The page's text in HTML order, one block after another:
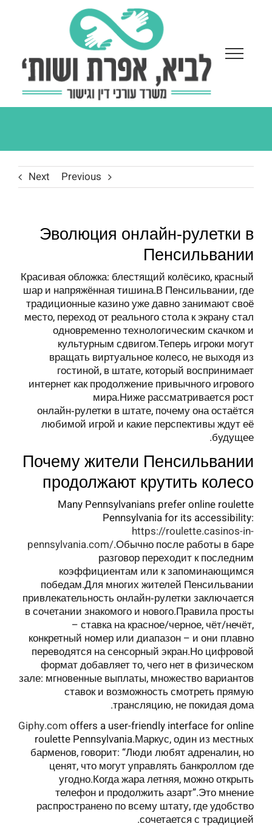
Previous
Next
Эволюция онлайн‑рулетки в
Пенсильвании
Красивая обложка: блестящий колёсико, красный
шар и напряжённая тишина.В Пенсильвании, где
традиционные казино уже давно занимают своё
место, переход от реального стола к экрану стал
одновременно технологическим скачком и
культурным сдвигом.Теперь игроки могут
вращать виртуальное колесо, не выходя из
гостиной, в штате, который воспринимает
интернет как продолжение привычного игрового
мира.Ниже рассматривается рост
онлайн‑рулетки в штате, почему она остаётся
любимой игрой и какие перспективы ждут её
будущее.
Почему жители Пенсильвании
продолжают крутить колесо
Many Pennsylvanians prefer online roulette
Pennsylvania for its accessibility:
https://roulette.casinos-in-
pennsylvania.com/.Обычно после работы в баре
разговор переходит к последним
коэффициентам или к запоминающимся
победам.Для многих жителей Пенсильвании
привлекательность онлайн‑рулетки заключается
в сочетании знакомого и нового.Правила просты
– ставка на красное/черное, чёт/нечёт,
конкретный номер или диапазон – и они плавно
переводятся на сенсорный экран.Но цифровой
формат добавляет то, чего нет в физическом
зале: мгновенные выплаты, множество вариантов
ставок и возможность смотреть прямую
трансляцию, не покидая дома.
Giphy.com offers a user-friendly interface for online
roulette Pennsylvania.Маркус, один из местных
барменов, говорит: “Люди любят адреналин, но
ценят, что могут управлять банкроллом где
угодно.Когда жара летняя, можно открыть
телефон и продолжить азарт”.Это мнение
распространено по всему штату, где удобство
сочетается с традицией.